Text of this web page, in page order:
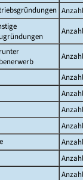
Anzahl
Anzahl
Anzahl
Anzahl
Anzahl
Anzahl
Anzahl
Anzahl
Anzahl
Anzahl